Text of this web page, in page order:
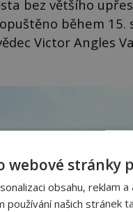
bez většího
během
Victor Angles
webové stránky
obsahu, reklam
používání našich stránek